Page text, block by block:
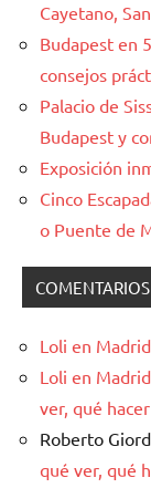
Cayetano,
Budapest en
consejos
Palacio de
Budapest y
Exposición
Cinco
o Puente de
Loli en Madrid
Loli en Madrid
ver, qué
Roberto
qué ver, qué